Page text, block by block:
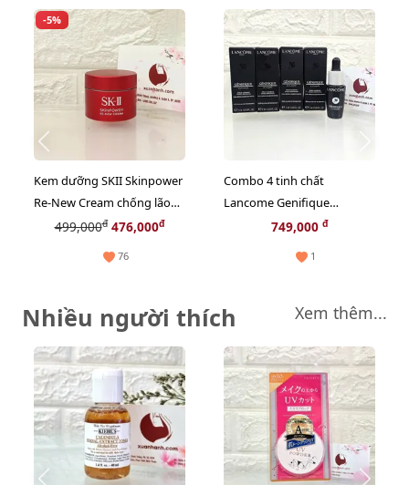
-5%
Kem dưỡng SKII Skinpower
Re-New Cream chống lão
hóa, phục hồi nuôi dưỡng
499,000đ476,000đ
76
Combo 4 tinh chất
Lancome Genifique
Ultimate phục hồi tối ưu,
749,000 đ
1
Nhiều người thích Xem thêm...